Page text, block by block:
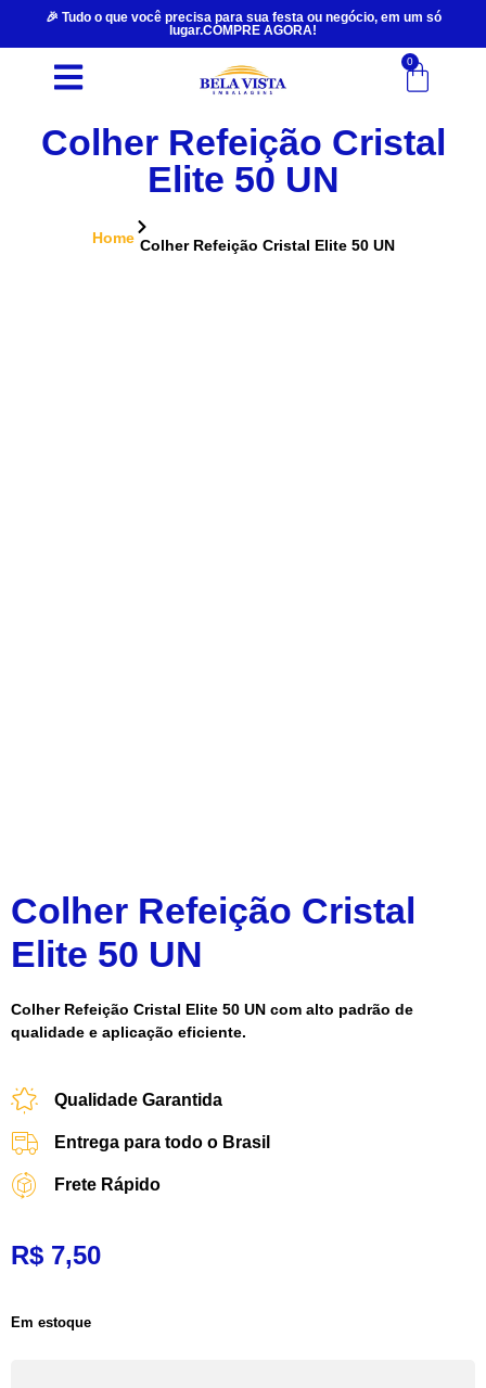
🎉 Tudo o que você precisa para sua festa ou negócio, em um só
lugar.COMPRE AGORA!
0
Colher Refeição Cristal
Elite 50 UN
Home Colher Refeição Cristal Elite 50 UN
Colher Refeição Cristal
Elite 50 UN
Colher Refeição Cristal Elite 50 UN com alto padrão de
qualidade e aplicação eficiente.
Qualidade Garantida
Entrega para todo o Brasil
Frete Rápido
R$ 7,50
Em estoque